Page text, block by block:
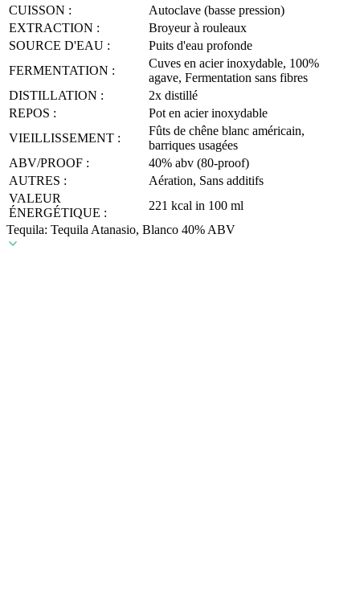
CUISSON :
Autoclave (basse pression)
EXTRACTION :
Broyeur à rouleaux
SOURCE D'EAU :
Puits d'eau profonde
FERMENTATION :
Cuves en acier inoxydable, 100%
agave, Fermentation sans fibres
DISTILLATION :
2x distillé
REPOS :
Pot en acier inoxydable
VIEILLISSEMENT :
Fûts de chêne blanc américain,
barriques usagées
ABV/PROOF :
40% abv (80-proof)
AUTRES :
Aération, Sans additifs
VALEUR
ÉNERGÉTIQUE :
221 kcal in 100 ml
Tequila: Tequila Atanasio, Blanco 40% ABV